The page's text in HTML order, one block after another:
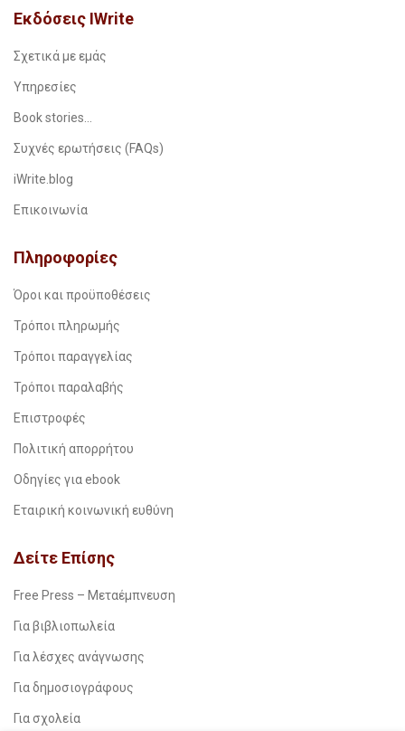
Εκδόσεις IWrite
Σχετικά με εμάς
Υπηρεσίες
Book stories…
Συχνές ερωτήσεις (FAQs)
iWrite.blog
Επικοινωνία
Πληροφορίες
Όροι και προϋποθέσεις
Τρόποι πληρωμής
Τρόποι παραγγελίας
Τρόποι παραλαβής
Επιστροφές
Πολιτική απορρήτου
Οδηγίες για ebook
Εταιρική κοινωνική ευθύνη
Δείτε Επίσης
Free Press – Μεταέμπνευση
Για βιβλιοπωλεία
Για λέσχες ανάγνωσης
Για δημοσιογράφους
Για σχολεία